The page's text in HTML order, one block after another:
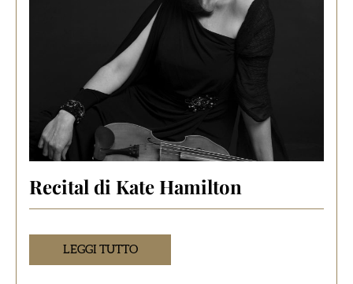
Recital di Kate Hamilton
LEGGI TUTTO